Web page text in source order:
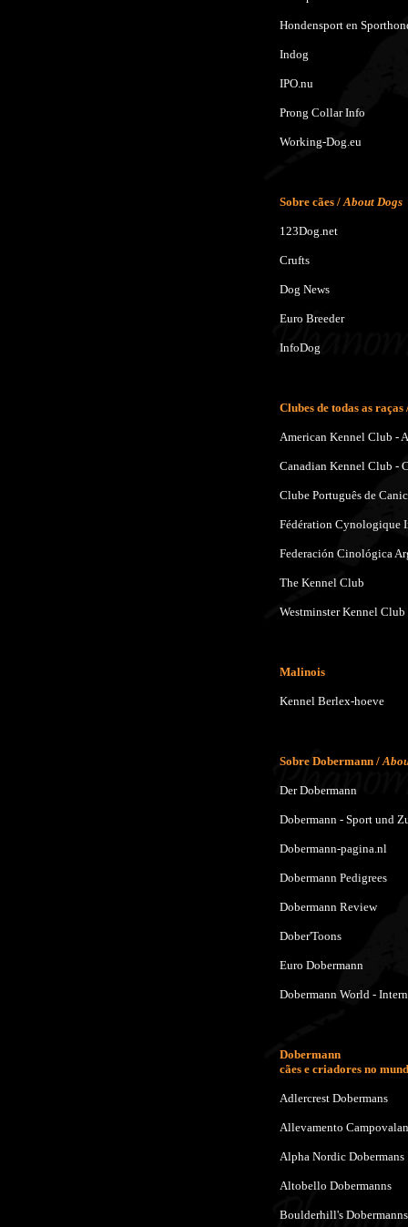
Hondensport en
Indog
IPO.nu
Prong Collar Info
Working-Dog.eu
Sobre cães / About Dogs
123Dog.net
Crufts
Dog News
Euro Breeder
InfoDog
Clubes de todas as
American Kennel Club -
Canadian Kennel Club -
Clube Português de
Fédération Cynologique
Federación Cinológica
The Kennel Club
Westminster Kennel Club
Malinois
Kennel Berlex-hoeve
Sobre Dobermann /
Der Dobermann
Dobermann - Sport und
Dobermann-pagina.nl
Dobermann Pedigrees
Dobermann Review
Dober'Toons
Euro Dobermann
Dobermann World -
Dobermann
cães e criadores no
Adlercrest Dobermans
Allevamento
Alpha Nordic Dobermans
Altobello Dobermanns
Boulderhill's Dobermanns